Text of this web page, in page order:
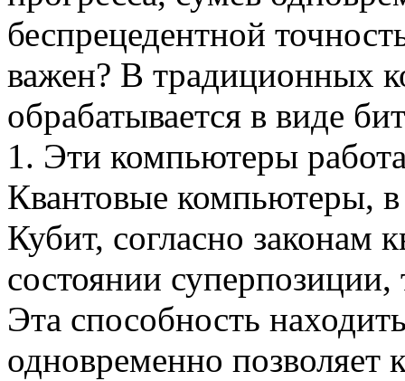
беспрецедентной
важен? В традиционных
обрабатывается в виде
1. Эти компьютеры
Квантовые компьютеры,
Кубит, согласно законам
состоянии
Эта способность
одновременно